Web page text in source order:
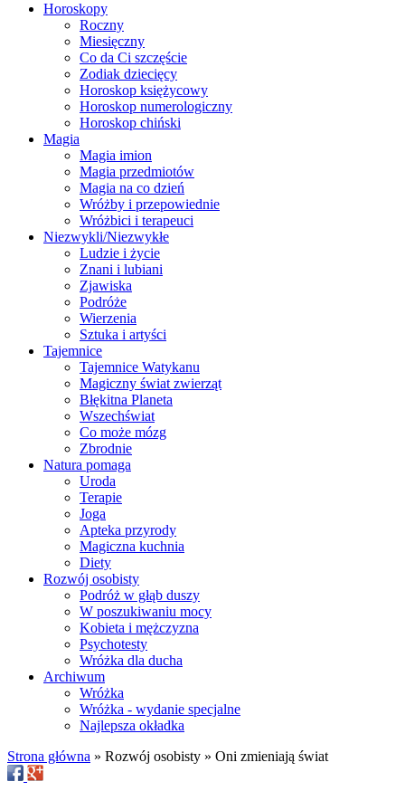
Horoskopy
Roczny
Miesięczny
Co da Ci szczęście
Zodiak dziecięcy
Horoskop księżycowy
Horoskop numerologiczny
Horoskop chiński
Magia
Magia imion
Magia przedmiotów
Magia na co dzień
Wróżby i przepowiednie
Wróżbici i terapeuci
Niezwykli/Niezwykłe
Ludzie i życie
Znani i lubiani
Zjawiska
Podróże
Wierzenia
Sztuka i artyści
Tajemnice
Tajemnice Watykanu
Magiczny świat zwierząt
Błękitna Planeta
Wszechświat
Co może mózg
Zbrodnie
Natura pomaga
Uroda
Terapie
Joga
Apteka przyrody
Magiczna kuchnia
Diety
Rozwój osobisty
Podróż w głąb duszy
W poszukiwaniu mocy
Kobieta i mężczyzna
Psychotesty
Wróżka dla ducha
Archiwum
Wróżka
Wróżka - wydanie specjalne
Najlepsza okładka
Strona główna » Rozwój osobisty » Oni zmieniają świat